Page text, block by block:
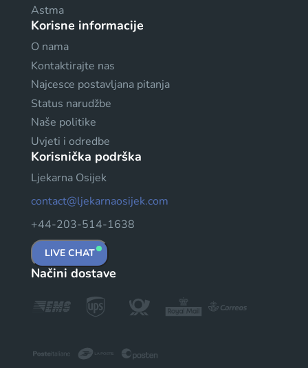
Astma
Korisne informacije
O nama
Kontaktirajte nas
Najcesce postavljana pitanja
Status narudžbe
Naše politike
Uvjeti i odredbe
Korisnička podrška
Ljekarna Osijek
contact@ljekarnaosijek.com
+44-203-514-1638
LIVE CHAT
Načini dostave